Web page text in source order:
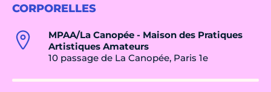
CORPORELLES
MPAA/La Canopée - Maison des Pratiques
Artistiques Amateurs
10 passage de La Canopée, Paris 1e